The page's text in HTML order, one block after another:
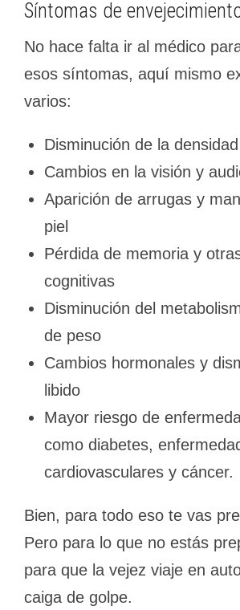
Síntomas de
No hace falta ir al médico
esos síntomas, aquí mismo
varios:
Disminución de la
Cambios en la visión y
Aparición de arrugas y
piel
Pérdida de memoria y
cognitivas
Disminución del
de peso
Cambios hormonales y
libido
Mayor riesgo de
como diabetes,
cardiovasculares y cáncer.
Bien, para todo eso te vas
Pero para lo que no estás
para que la vejez viaje en
caiga de golpe.